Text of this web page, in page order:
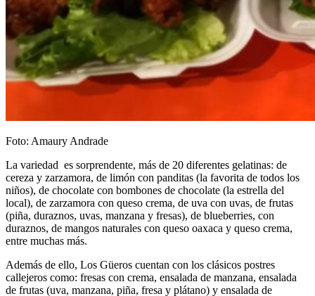
Foto: Amaury Andrade
La variedad es sorprendente, más de 20 diferentes gelatinas: de
cereza y zarzamora, de limón con panditas (la favorita de todos los
niños), de chocolate con bombones de chocolate (la estrella del
local), de zarzamora con queso crema, de uva con uvas, de frutas
(piña, duraznos, uvas, manzana y fresas), de blueberries, con
duraznos, de mangos naturales con queso oaxaca y queso crema,
entre muchas más.
Además de ello, Los Güeros cuentan con los clásicos postres
callejeros como: fresas con crema, ensalada de manzana, ensalada
de frutas (uva, manzana, piña, fresa y plátano) y ensalada de